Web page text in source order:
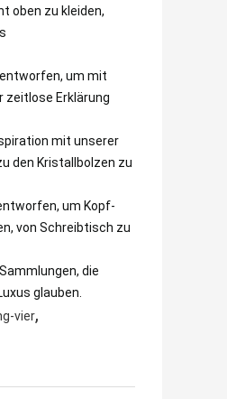
oben zu kleiden,
entworfen, um mit
zeitlose Erklärung
mit unserer
den Kristallbolzen zu
um Kopf-
von Schreibtisch zu
die
glauben.
vier,